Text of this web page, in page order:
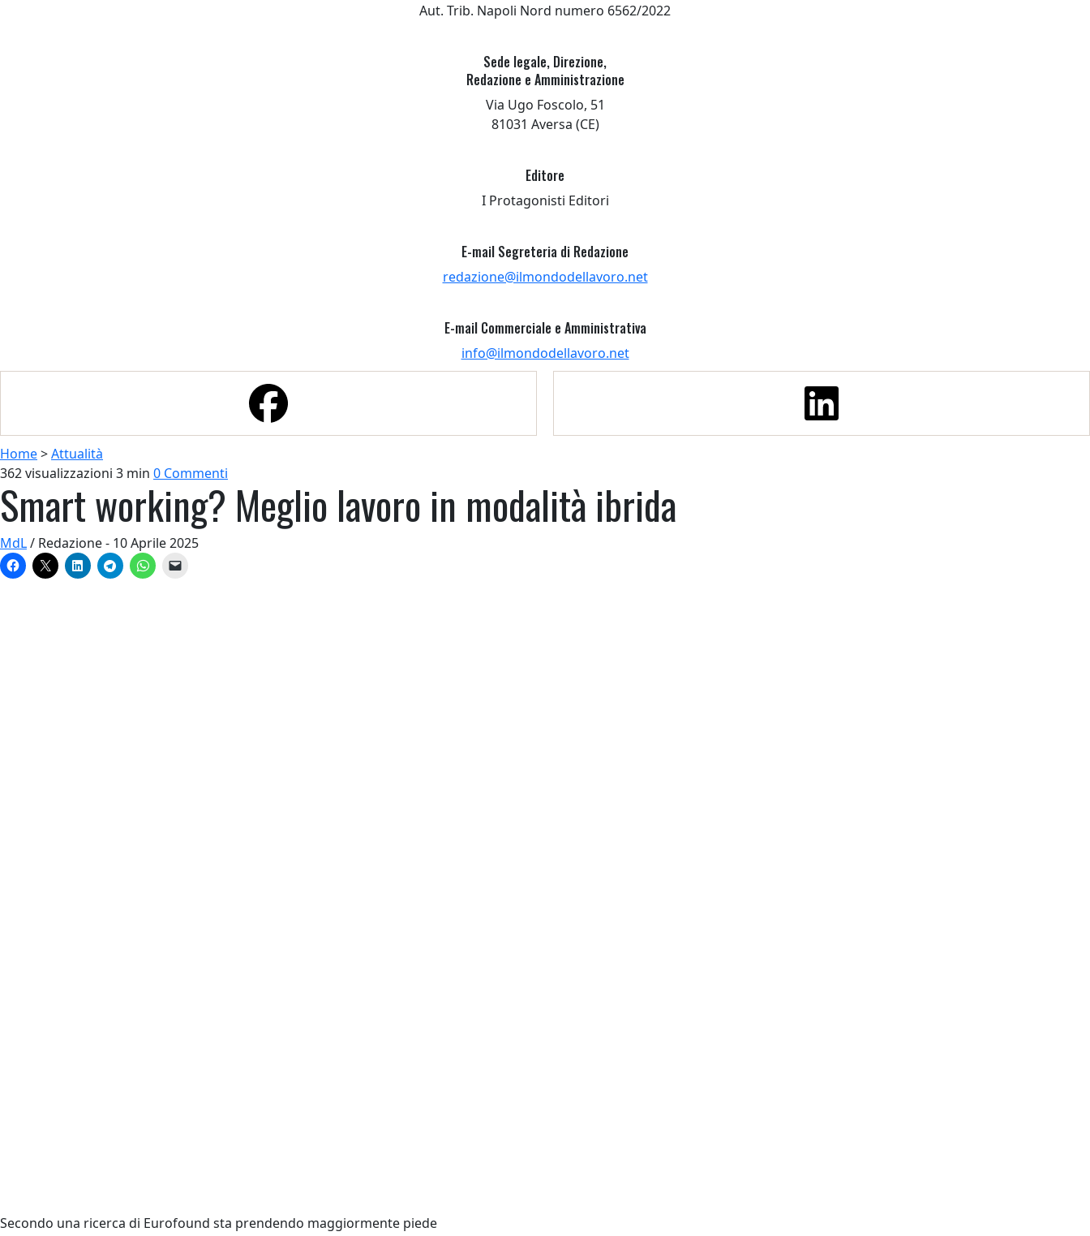
Aut. Trib. Napoli Nord numero 6562/2022
Sede legale, Direzione,
Redazione e Amministrazione
Via Ugo Foscolo, 51
81031 Aversa (CE)
Editore
I Protagonisti Editori
E-mail Segreteria di Redazione
redazione@ilmondodellavoro.net
E-mail Commerciale e Amministrativa
info@ilmondodellavoro.net
Home>Attualità
362 visualizzazioni 3 min 0 Commenti
Smart working? Meglio lavoro in modalità ibrida
MdL/ Redazione - 10 Aprile 2025
Secondo una ricerca di Eurofound sta prendendo maggiormente piede